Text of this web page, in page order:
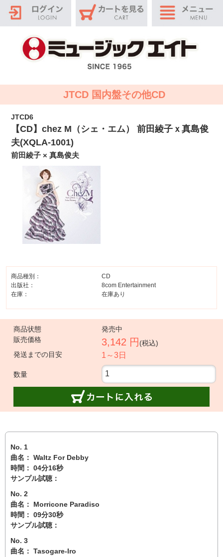
JTCD 国内盤その他CD
JTCD6
【CD】chez M（シェ・エム） 前田綾子ｘ真島俊
夫(XQLA-1001)
前田綾子 × 真島俊夫
商品種別：
CD
出版社：
8com Entertainment
在庫：
在庫あり
商品状態
発売中
販売価格
3,142 円 (税込)
発送までの目安
1～3日
数量
No. 1
曲名： Waltz For Debby
時間： 04分16秒
サンプル試聴：
No. 2
曲名： Morricone Paradiso
時間： 09分30秒
サンプル試聴：
No. 3
曲名： Tasogare-Iro